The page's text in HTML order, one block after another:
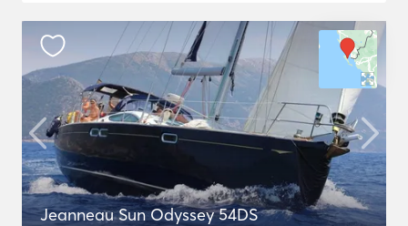
Jeanneau Sun Odyssey 54DS